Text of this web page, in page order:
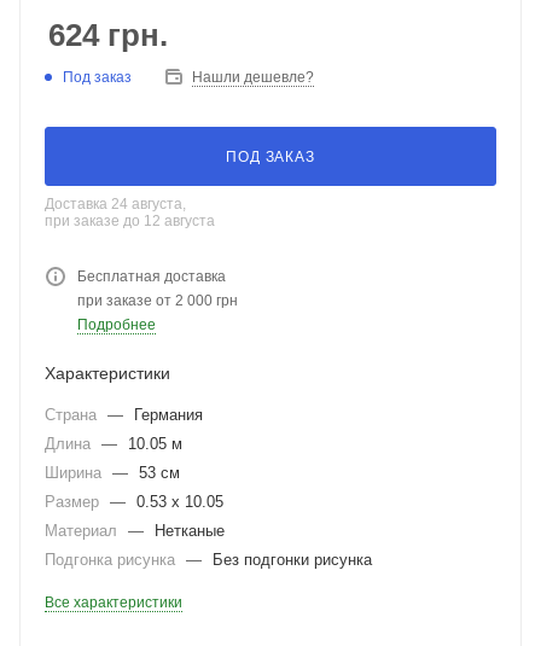
624грн.
Под заказ Нашли дешевле?
ПОД ЗАКАЗ
Доставка 24 августа,
при заказе до 12 августа
Бесплатная доставка
при заказе от 2 000 грн
Подробнее
Характеристики
Страна —
Германия
Длина —
10.05 м
Ширина — 53 см
Размер — 0.53 x 10.05
Материал
—
Нетканые
Подгонка рисунка — Без подгонки рисунка
Все характеристики